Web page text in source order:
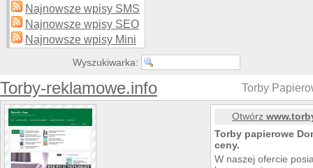
Najnowsze wpisy SMS
Najnowsze wpisy SEO
Najnowsze wpisy Mini
Wyszukiwarka:
Torby-reklamowe.info Torby
Otwórz
Torby papierowe
ceny.
W naszej ofercie